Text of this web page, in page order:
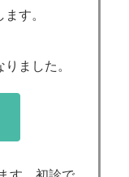
す。
ました。